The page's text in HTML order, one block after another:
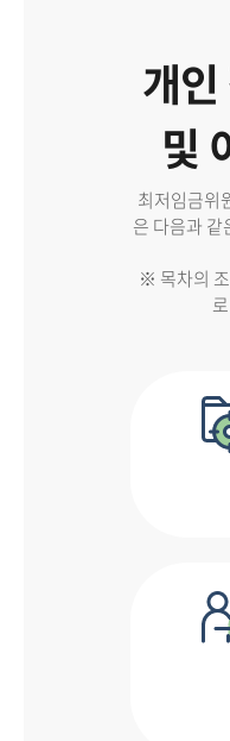
개
및
최저임금위
은 다음과 같
※ 목차의